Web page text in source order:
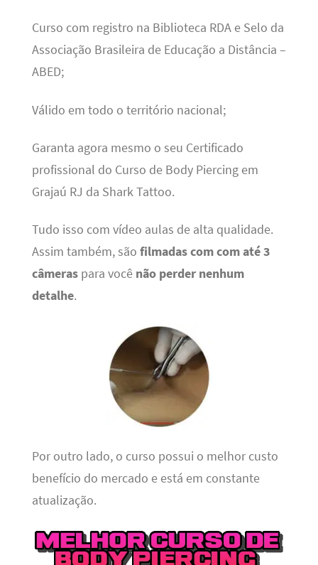
Curso com registro na Biblioteca RDA e Selo da
Associação Brasileira de Educação a Distância –
ABED;
Válido em todo o território nacional;
Garanta agora mesmo o seu Certificado
profissional do Curso de Body Piercing em
Grajaú RJ da Shark Tattoo.
Tudo isso com vídeo aulas de alta qualidade.
Assim também, são filmadas com com até 3
câmeraspara você não perder nenhum
detalhe.
Por outro lado, o curso possui o melhor custo
benefício do mercado e está em constante
atualização.